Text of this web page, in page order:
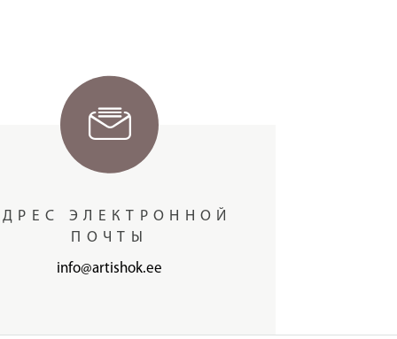
ЭЛЕКТРОННОЙ
ПОЧТЫ
info@artishok.ee